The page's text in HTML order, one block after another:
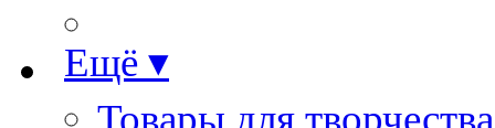
Ещё ▾
Товары для